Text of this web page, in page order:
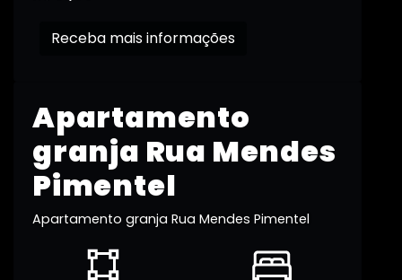
Apartamento
granja Rua Mendes
Pimentel
Apartamento granja Rua Mendes Pimentel
Receba mais informações